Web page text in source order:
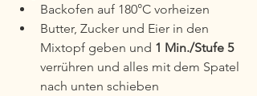
Backofen auf 180°C vorheizen
Butter, Zucker und Eier in den
Mixtopf geben und 1 Min./Stufe 5
verrühren und alles mit dem Spatel
nach unten schieben